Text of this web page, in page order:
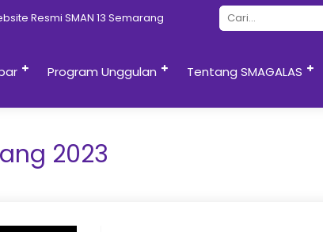
Resmi SMAN 13 Semarang
Program Unggulan Tentang SMAGALAS
2023